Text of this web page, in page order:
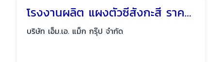
โรงงานผลิต แผงตัวซีสังกะสี ราคาถูก
บริษัท เอ็ม.เอ. แม็ก กรุ๊ป จำกัด